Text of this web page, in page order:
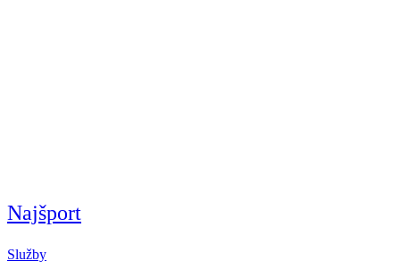
Najšport
Služby